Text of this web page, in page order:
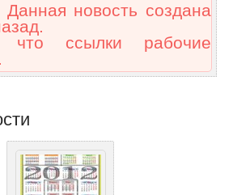
Данная новость создана
что ссылки рабочие